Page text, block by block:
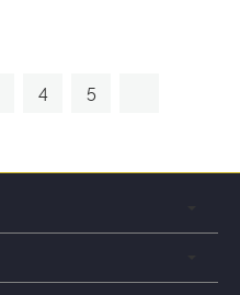
4 5